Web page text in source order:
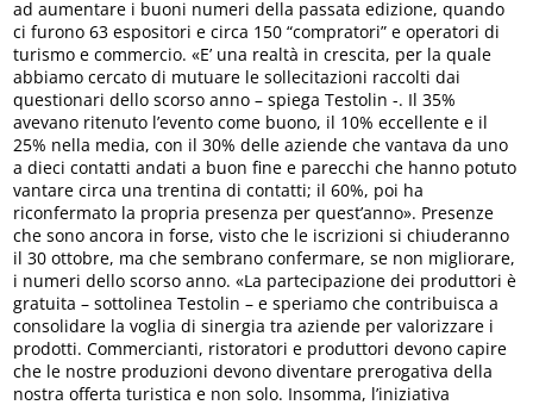
ad aumentare i buoni numeri della passata edizione, quando
ci furono 63 espositori e circa 150 “compratori” e operatori di
turismo e commercio. «E’ una realtà in crescita, per la quale
abbiamo cercato di mutuare le sollecitazioni raccolti dai
questionari dello scorso anno – spiega Testolin -. Il 35%
avevano ritenuto l’evento come buono, il 10% eccellente e il
25% nella media, con il 30% delle aziende che vantava da uno
a dieci contatti andati a buon fine e parecchi che hanno potuto
vantare circa una trentina di contatti; il 60%, poi ha
riconfermato la propria presenza per quest’anno». Presenze
che sono ancora in forse, visto che le iscrizioni si chiuderanno
il 30 ottobre, ma che sembrano confermare, se non migliorare,
i numeri dello scorso anno. «La partecipazione dei produttori è
gratuita – sottolinea Testolin – e speriamo che contribuisca a
consolidare la voglia di sinergia tra aziende per valorizzare i
prodotti. Commercianti, ristoratori e produttori devono capire
che le nostre produzioni devono diventare prerogativa della
nostra offerta turistica e non solo. Insomma, l’iniziativa